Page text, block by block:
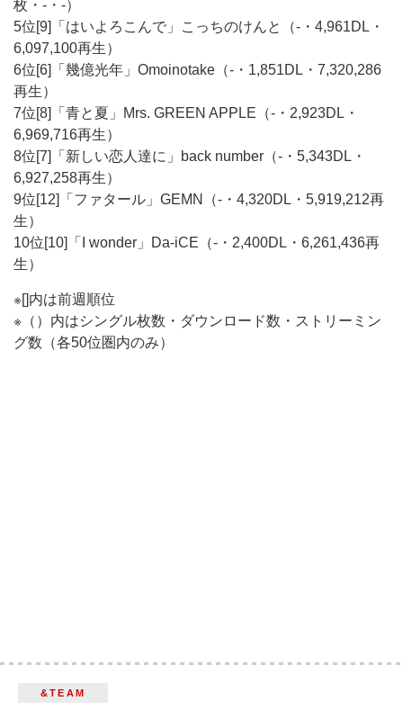
枚・-・-）
5位[9]「はいよろこんで」こっちのけんと（-・4,961DL・
6,097,100再生）
6位[6]「幾億光年」Omoinotake（-・1,851DL・7,320,286
再生）
7位[8]「青と夏」Mrs. GREEN APPLE（-・2,923DL・
6,969,716再生）
8位[7]「新しい恋人達に」back number（-・5,343DL・
6,927,258再生）
9位[12]「ファタール」GEMN（-・4,320DL・5,919,212再
生）
10位[10]「I wonder」Da-iCE（-・2,400DL・6,261,436再
生）
※[]内は前週順位
※（）内はシングル枚数・ダウンロード数・ストリーミン
グ数（各50位圏内のみ）
&TEAM